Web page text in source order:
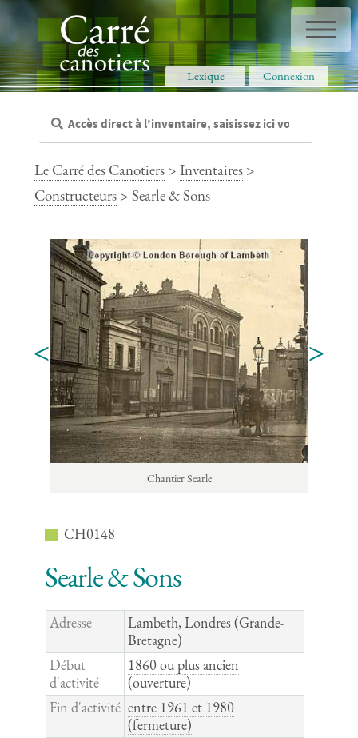
Panneau de gestion des cookies
Lexique Connexion
Le Carré des Canotiers >Inventaires >
Constructeurs > Searle & Sons
Chantier Searle
< >
CH0148
Searle & Sons
Adresse
Lambeth, Londres (Grande-
Bretagne)
Début
d'activité
1860 ou plus ancien
(ouverture)
Fin d'activité entre 1961 et 1980
(fermeture)